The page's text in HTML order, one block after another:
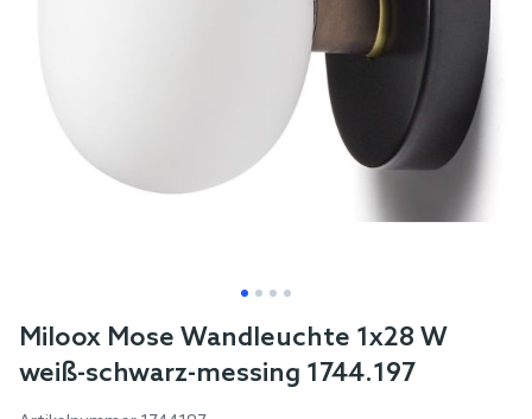
Skip
Miloox Mose Wandleuchte 1x28 W
weiß-schwarz-messing 1744.197